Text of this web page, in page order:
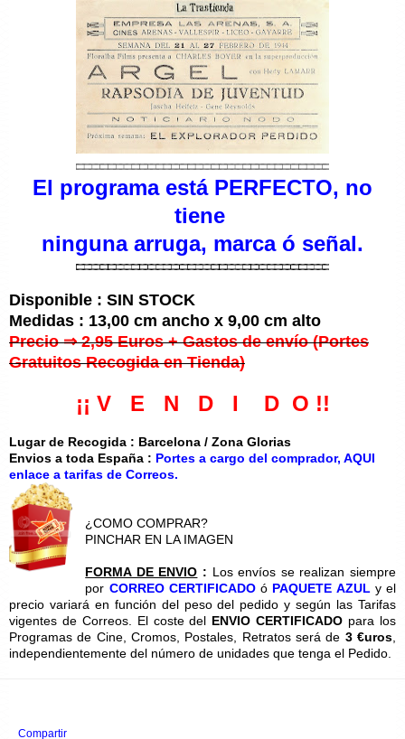
El programa estáPERFECTO, no
tiene
ninguna arruga, marca ó señal.
Disponible : SIN STOCK
Medidas : 13,00 cm ancho x 9,00 cm alto
Precio ⇒ 2,95 Euros + Gastos de envío (Portes
Gratuitos Recogida en Tienda)
¡¡ V E N D I D O !!
Lugar de Recogida : Barcelona / Zona Glorias
Envios a toda España : Portes a cargo del comprador, AQUI
enlace a tarifas de Correos.
¿COMO COMPRAR?
PINCHAR EN LA IMAGEN
FORMA DE ENVIO : Los envíos se realizan siempre
por CORREO CERTIFICADOó PAQUETE AZUL y el
precio variará en función del peso del pedido y según las Tarifas
vigentes de Correos. El coste del ENVIO CERTIFICADO para los
Programas de Cine, Cromos, Postales, Retratos será de 3 €uros
independientemente del número de unidades que tenga el Pedido.
Compartir